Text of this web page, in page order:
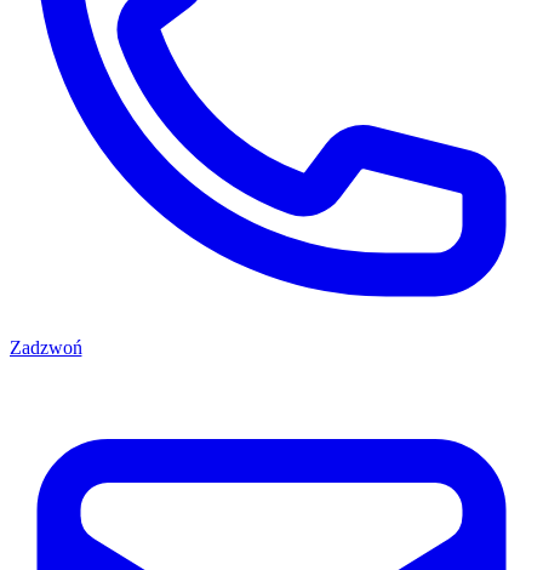
Zadzwoń